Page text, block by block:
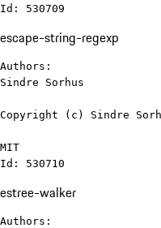
Id: 530709
escape-string-regexp
Authors:
Sindre Sorhus
Copyright (c) Sindre
MIT
Id: 530710
estree-walker
Authors: